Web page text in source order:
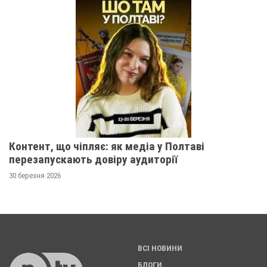
Контент, що чіпляє: як медіа у Полтаві
перезапускають довіру аудиторії
30 березня 2026
ВСІ НОВИНИ
БЛОГИ